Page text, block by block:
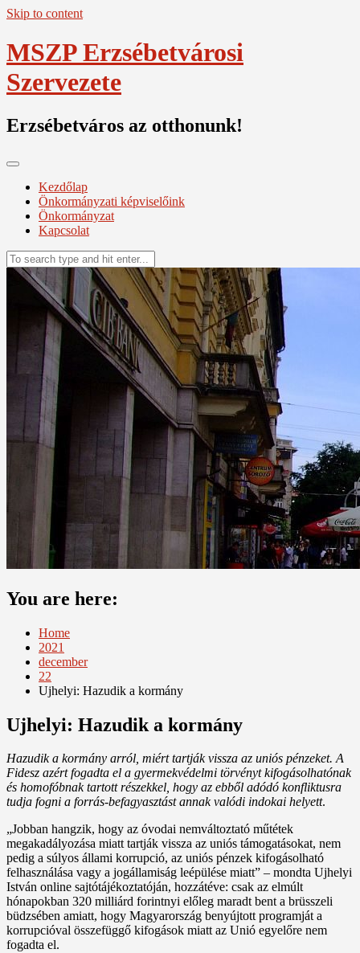
Skip to content
MSZP Erzsébetvárosi
Szervezete
Erzsébetváros az otthonunk!
Kezdőlap
Önkormányzati képviselőink
Önkormányzat
Kapcsolat
You are here:
Home
2021
december
22
Ujhelyi: Hazudik a kormány
Ujhelyi: Hazudik a kormány
Hazudik a kormány arról, miért tartják vissza az uniós pénzeket. A
Fidesz azért fogadta el a gyermekvédelmi törvényt kifogásolhatónak
és homofóbnak tartott részekkel, hogy az ebből adódó konfliktusra
tudja fogni a forrás-befagyasztást annak valódi indokai helyett.
„Jobban hangzik, hogy az óvodai nemváltoztató műtétek
megakadályozása miatt tartják vissza az uniós támogatásokat, nem
pedig a súlyos állami korrupció, az uniós pénzek kifogásolható
felhasználása vagy a jogállamiság leépülése miatt” – mondta Ujhelyi
István online sajtótájékoztatóján, hozzátéve: csak az elmúlt
hónapokban 320 milliárd forintnyi előleg maradt bent a brüsszeli
büdzsében amiatt, hogy Magyarország benyújtott programját a
korrupcióval összefüggő kifogások miatt az Unió egyelőre nem
fogadta el.